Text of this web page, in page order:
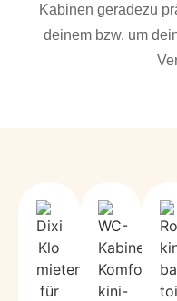
Kabinen geradezu
deinem bzw. um